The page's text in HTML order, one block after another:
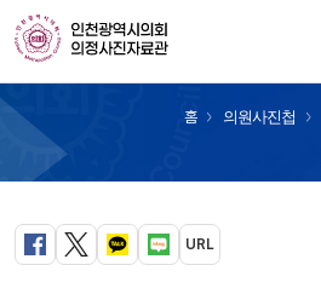
홈 의원사진첩
페이스북
트위터카카오톡블로그
URL